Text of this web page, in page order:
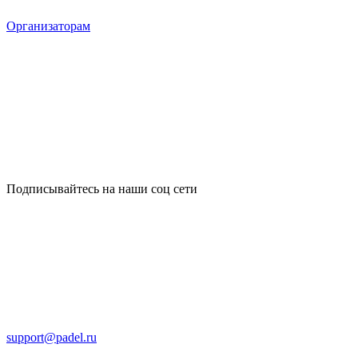
Организаторам
Подписывайтесь на наши соц сети
support@padel.ru